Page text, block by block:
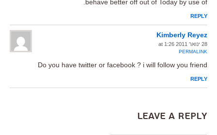
behave better off out of Today by use of.
REPLY
Kimberly Reyez
28 ינואר 2011 at 1:26
PERMALINK
Do you have twitter or facebook ? i will follow you friend
REPLY
Leave a Reply